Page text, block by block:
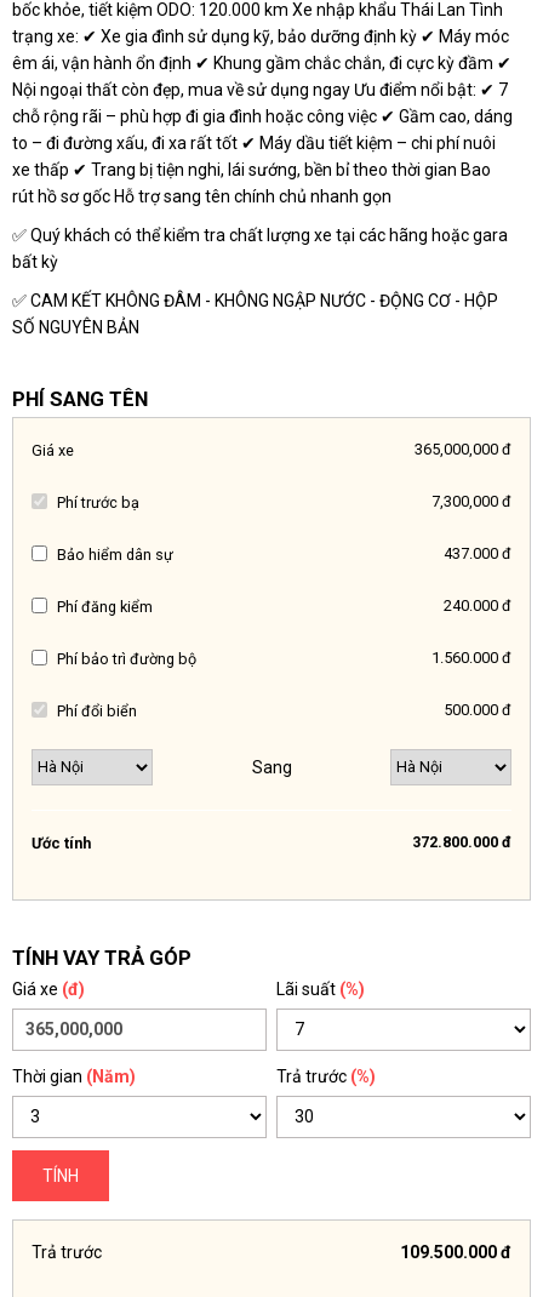
bốc khỏe, tiết kiệm ODO: 120.000 km Xe nhập khẩu Thái Lan Tình
trạng xe: ✔ Xe gia đình sử dụng kỹ, bảo dưỡng định kỳ ✔ Máy móc
êm ái, vận hành ổn định ✔ Khung gầm chắc chắn, đi cực kỳ đầm ✔
Nội ngoại thất còn đẹp, mua về sử dụng ngay Ưu điểm nổi bật: ✔ 7
chỗ rộng rãi – phù hợp đi gia đình hoặc công việc ✔ Gầm cao, dáng
to – đi đường xấu, đi xa rất tốt ✔ Máy dầu tiết kiệm – chi phí nuôi
xe thấp ✔ Trang bị tiện nghi, lái sướng, bền bỉ theo thời gian Bao
rút hồ sơ gốc Hỗ trợ sang tên chính chủ nhanh gọn
✅ Quý khách có thể kiểm tra chất lượng xe tại các hãng hoặc gara
bất kỳ
✅ CAM KẾT KHÔNG ĐÂM - KHÔNG NGẬP NƯỚC - ĐỘNG CƠ - HỘP
SỐ NGUYÊN BẢN
PHÍ SANG TÊN
Giá xe 365,000,000 đ
Phí trước bạ 7,300,000 đ
Bảo hiểm dân sự 437.000 đ
Phí đăng kiểm 240.000 đ
Phí bảo trì đường bộ 1.560.000 đ
Phí đổi biển 500.000 đ
Sang
Ước tính 372.800.000 đ
TÍNH VAY TRẢ GÓP
Giá xe (đ) Lãi suất (%)
Thời gian (Năm) Trả trước (%)
TÍNH
Trả trước 109.500.000 đ